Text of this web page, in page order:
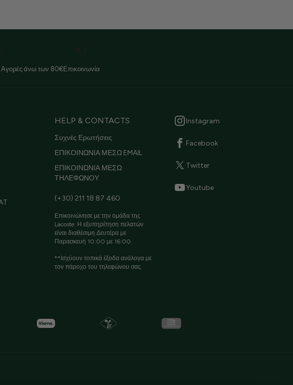
Αγορές άνω των 80€Επικοινωνία
HELP & CONTACTS
Συχνές Ερωτήσεις
ΕΠΙΚΟΙΝΩΝΙΑ ΜΕΣΩ EMAIL
ΕΠΙΚΟΙΝΩΝΙΑ ΜΕΣΩ
ΤΗΛΕΦΩΝΟΥ
(+30) 211 18 87 460
Επικοινώνησε με την ομάδα της
Lacoste: Η εξυπηρέτηση πελατών
είναι διαθέσιμη Δευτέρα με
Παρασκευή 10:00 με 16:00.
**Ισχύουν τοπικά έξοδα ανάλογα με
τον πάροχο του τηλεφώνου σας.
Instagram
Facebook
Twitter
Youtube